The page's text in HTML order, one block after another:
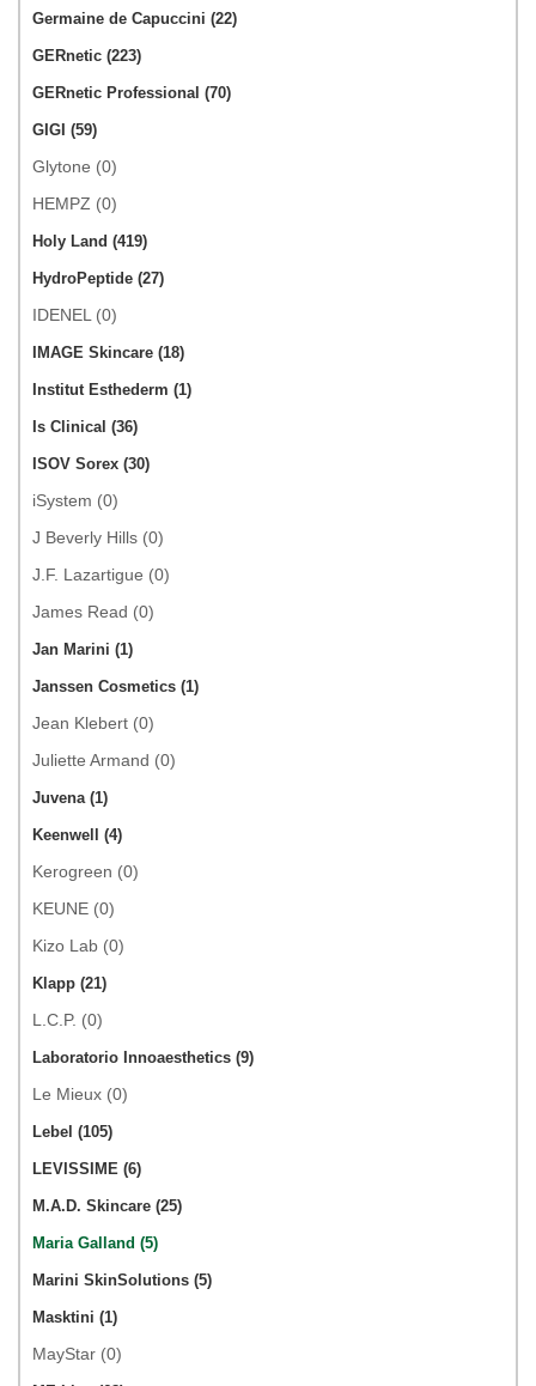
Germaine de Capuccini (22)
GERnetic (223)
GERnetic Professional (70)
GIGI (59)
Glytone (0)
HEMPZ (0)
Holy Land (419)
HydroPeptide (27)
IDENEL (0)
IMAGE Skincare (18)
Institut Esthederm (1)
Is Clinical (36)
ISOV Sorex (30)
iSystem (0)
J Beverly Hills (0)
J.F. Lazartigue (0)
James Read (0)
Jan Marini (1)
Janssen Cosmetics (1)
Jean Klebert (0)
Juliette Armand (0)
Juvena (1)
Keenwell (4)
Kerogreen (0)
KEUNE (0)
Kizo Lab (0)
Klapp (21)
L.C.P. (0)
Laboratorio Innoaesthetics (9)
Le Mieux (0)
Lebel (105)
LEVISSIME (6)
M.A.D. Skincare (25)
Maria Galland (5)
Marini SkinSolutions (5)
Masktini (1)
MayStar (0)